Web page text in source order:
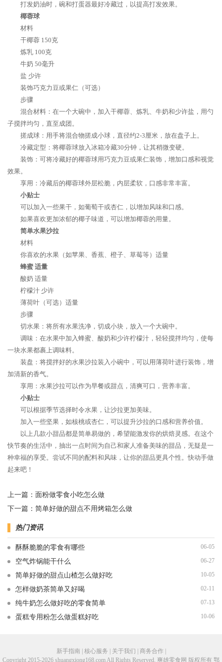
打发奶油时，碗和打蛋器最好冷藏过，以提高打发效果。
椰蓉球
材料
干椰蓉 150克
炼乳 100克
牛奶 50毫升
盐 少许
装饰巧克力豆或果仁（可选）
步骤
混合材料：在一个大碗中，加入干椰蓉、炼乳、牛奶和少许盐，用勺
子搅拌均匀，直至成团。
搓成球：用手将混合物搓成小球，直径约2-3厘米，放在盘子上。
冷藏定型：将椰蓉球放入冰箱冷藏30分钟，让其稍微变硬。
装饰：可将冷藏好的椰蓉球用巧克力豆或果仁装饰，增加口感和视觉
效果。
享用：冷藏后的椰蓉球外层松脆，内层柔软，口感非常丰富。
小贴士
可以加入一些果干，如葡萄干或杏仁，以增加风味和口感。
如果喜欢更加浓郁的椰子味道，可以增加椰蓉的用量。
简单水果沙拉
材料
你喜欢的水果（如苹果、香蕉、橙子、草莓等）适量
蜂蜜 适量
酸奶 适量
柠檬汁 少许
薄荷叶（可选）适量
步骤
切水果：将所有水果洗净，切成小块，放入一个大碗中。
调味：在水果中加入蜂蜜、酸奶和少许柠檬汁，轻轻搅拌均匀，使每
一块水果都裹上调味料。
装盘：将搅拌好的水果沙拉装入小碗中，可以用薄荷叶进行装饰，增
加清新的香气。
享用：水果沙拉可以作为早餐或甜点，清爽可口，营养丰富。
小贴士
可以根据季节选择时令水果，让沙拉更加美味。
加入一些坚果，如核桃或杏仁，可以提升沙拉的口感和营养价值。
以上几款小甜品都是简单易做的，希望能激发你的烘焙灵感。在这个
快节奏的生活中，抽出一点时间为自己和家人准备美味的甜品，无疑是一
种幸福的享受。尝试不同的配料和风味，让你的甜品更具个性。快动手做
起来吧！
上一篇： 面粉做零食小吃怎么做
下一篇： 简单好做的甜点不用烤箱怎么做
热门资讯
酥酥脆脆的零食有哪些 06-05
空气炸锅能干什么 06-27
简单好做的甜点山楂怎么做好吃 10-05
怎样做奶茶简单又好喝 02-11
纯牛奶怎么做好吃的零食简单 07-13
蛋糕专用粉怎么做蛋糕好吃 10-06
新手指南 | 核心服务 | 关于我们 | 商务合作 |
Copyright 2015-2026 shuangxiong168.com All Rights Reserved. 爽雄零食网 版权所有 鄂